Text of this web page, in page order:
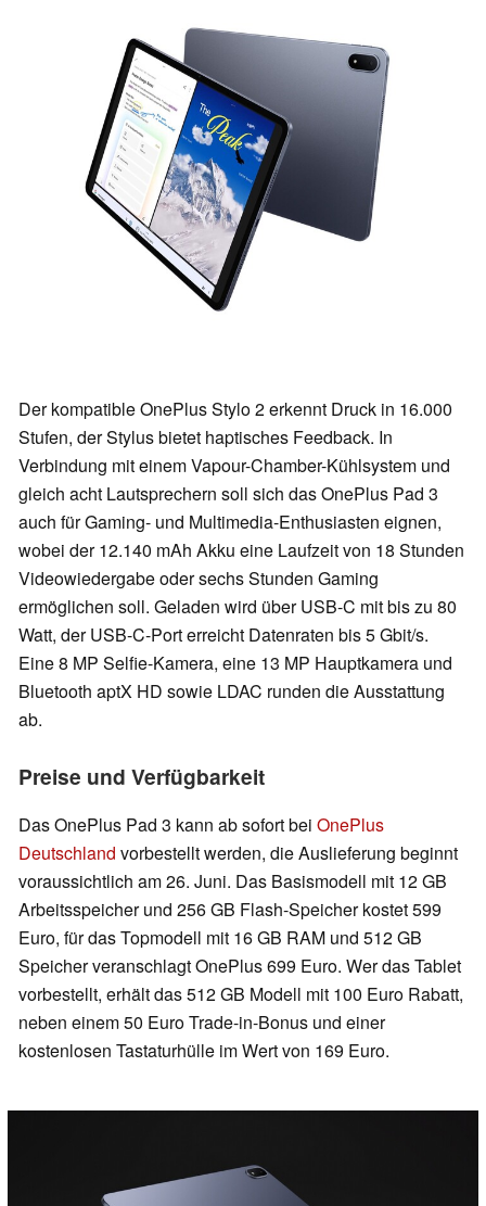
Der kompatible OnePlus Stylo 2 erkennt Druck in 16.000
Stufen, der Stylus bietet haptisches Feedback. In
Verbindung mit einem Vapour-Chamber-Kühlsystem und
gleich acht Lautsprechern soll sich das OnePlus Pad 3
auch für Gaming- und Multimedia-Enthusiasten eignen,
wobei der 12.140 mAh Akku eine Laufzeit von 18 Stunden
Videowiedergabe oder sechs Stunden Gaming
ermöglichen soll. Geladen wird über USB-C mit bis zu 80
Watt, der USB-C-Port erreicht Datenraten bis 5 Gbit/s.
Eine 8 MP Selfie-Kamera, eine 13 MP Hauptkamera und
Bluetooth aptX HD sowie LDAC runden die Ausstattung
ab.
Preise und Verfügbarkeit
Das OnePlus Pad 3 kann ab sofort bei OnePlus
Deutschland vorbestellt werden, die Auslieferung beginnt
voraussichtlich am 26. Juni. Das Basismodell mit 12 GB
Arbeitsspeicher und 256 GB Flash-Speicher kostet 599
Euro, für das Topmodell mit 16 GB RAM und 512 GB
Speicher veranschlagt OnePlus 699 Euro. Wer das Tablet
vorbestellt, erhält das 512 GB Modell mit 100 Euro Rabatt,
neben einem 50 Euro Trade-in-Bonus und einer
kostenlosen Tastaturhülle im Wert von 169 Euro.